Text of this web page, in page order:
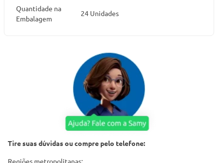
Quantidade na
Embalagem
24 Unidades
Tire suas dúvidas ou compre pelo telefone:
Regiões metropolitanas: